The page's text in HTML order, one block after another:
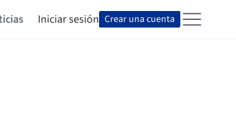
Iniciar sesión Crear una cuenta